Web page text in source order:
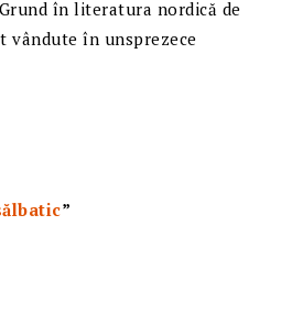
în literatura nordică de
vândute în unsprezece
”